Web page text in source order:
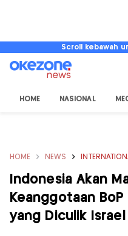
Scroll kebawah
HOME NASIONAL
HOME NEWS
Indonesia Akan
Keanggotaan BoP
yang Diculik Israel